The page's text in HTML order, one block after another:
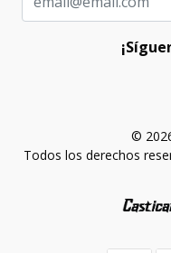
©
Todos los derechos